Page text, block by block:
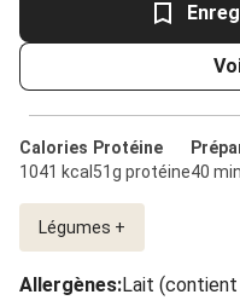
Calories
1041 kcal
Protéine
51g protéine40
Légumes +
Allergènes:Lait